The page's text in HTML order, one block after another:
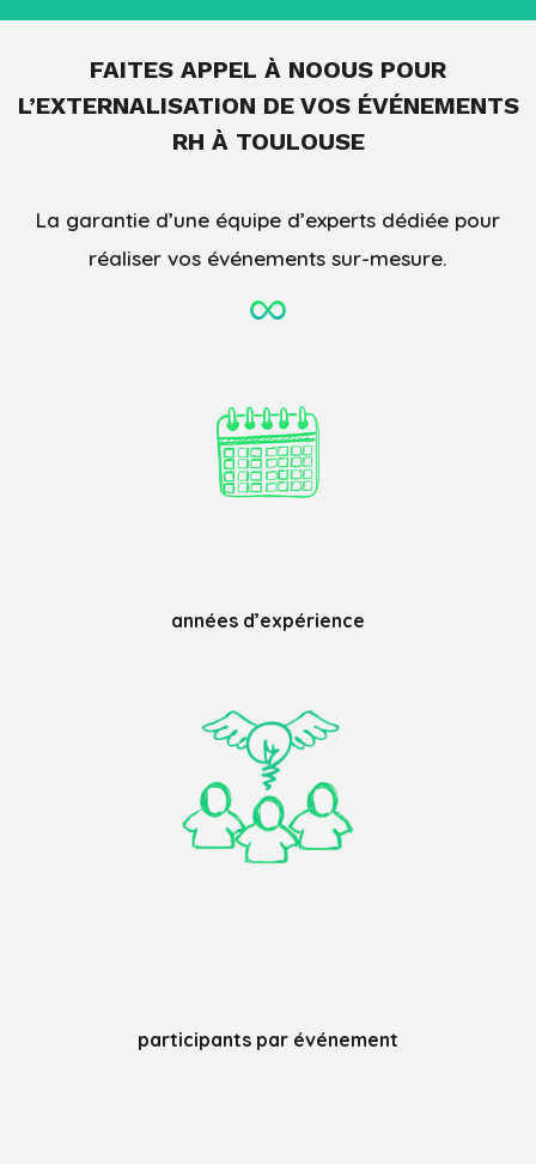
FAITES APPEL À NOOUS POUR
L’EXTERNALISATION DE VOS ÉVÉNEMENTS
RH À TOULOUSE
La garantie d’une équipe d’experts dédiée pour
réaliser vos événements sur-mesure.
années d’expérience
participants par événement